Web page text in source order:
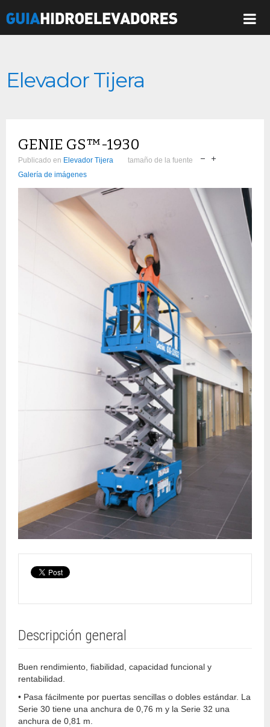
Elevador Tijera
GENIE GS™-1930
Publicado en Elevador Tijera
tamaño de la fuente
Galería de imágenes
Descripción general
Buen rendimiento, fiabilidad, capacidad funcional y
rentabilidad.
• Pasa fácilmente por puertas sencillas o dobles estándar. La
Serie 30 tiene una anchura de 0,76 m y la Serie 32 una
anchura de 0,81 m.